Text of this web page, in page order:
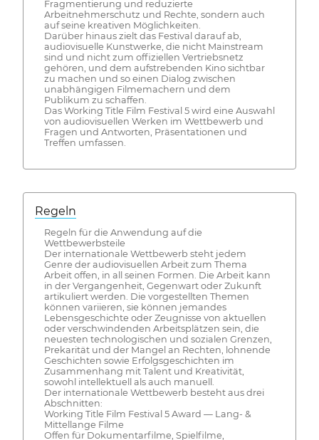
Fragmentierung und reduzierte
Arbeitnehmerschutz und Rechte, sondern auch
auf seine kreativen Möglichkeiten.
Darüber hinaus zielt das Festival darauf ab,
audiovisuelle Kunstwerke, die nicht Mainstream
sind und nicht zum offiziellen Vertriebsnetz
gehören, und dem aufstrebenden Kino sichtbar
zu machen und so einen Dialog zwischen
unabhängigen Filmemachern und dem
Publikum zu schaffen.
Das Working Title Film Festival 5 wird eine Auswahl
von audiovisuellen Werken im Wettbewerb und
Fragen und Antworten, Präsentationen und
Treffen umfassen.
Regeln
Regeln für die Anwendung auf die
Wettbewerbsteile
Der internationale Wettbewerb steht jedem
Genre der audiovisuellen Arbeit zum Thema
Arbeit offen, in all seinen Formen. Die Arbeit kann
in der Vergangenheit, Gegenwart oder Zukunft
artikuliert werden. Die vorgestellten Themen
können variieren, sie können jemandes
Lebensgeschichte oder Zeugnisse von aktuellen
oder verschwindenden Arbeitsplätzen sein, die
neuesten technologischen und sozialen Grenzen,
Prekarität und der Mangel an Rechten, lohnende
Geschichten sowie Erfolgsgeschichten im
Zusammenhang mit Talent und Kreativität,
sowohl intellektuell als auch manuell.
Der internationale Wettbewerb besteht aus drei
Abschnitten:
Working Title Film Festival 5 Award — Lang- &
Mittellange Filme
Offen für Dokumentarfilme, Spielfilme,